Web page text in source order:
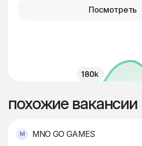
Посмотреть
похожие вакансии
MNO GO GAMES